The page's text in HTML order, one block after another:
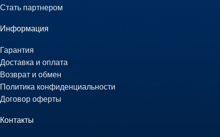
Стать партнером
Информация
Гарантия
Доставка и оплата
Возврат и обмен
Политика конфиденциальности
Договор оферты
Контакты